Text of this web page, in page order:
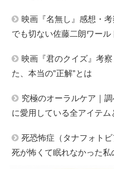
映画『名無し』感想・
でも切ない佐藤二朗ワール
映画『君のクイズ』考
た、本当の”正解”とは
究極のオーラルケア｜
に愛用している全アイテム
死恐怖症（タナフォト
死が怖くて眠れなかった私